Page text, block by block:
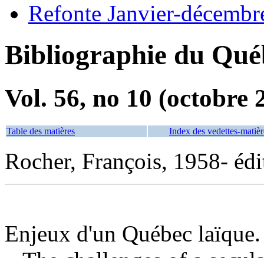
Refonte Janvier-
Bibliographie du
Vol. 56, no 10 (octobre
Table des matières Index des vedettes-
Rocher, François, 1958-
Enjeux d'un Québec